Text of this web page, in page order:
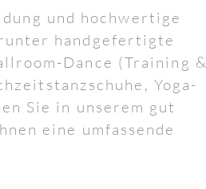
und hochwertige
handgefertigte
Dance (Training &
Yoga-
Sie in unserem gut
eine umfassende